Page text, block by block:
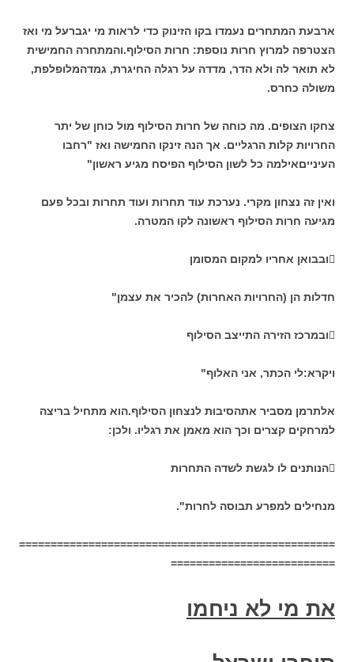
ארבעת המתחרים נעמדו בקו הזינוק כדי לראות מי יגברעל מי ואז
הצטרפה למרוץ חרות נוספת: חרות הסילוף.והמתחרה החמישית
לא תואר לה ולא הדר, מדדה על רגלה החיגרת, גמדהמלופלפת,
משולה כחרס.
צחקו הצופים. מה כוחה של חרות הסילוף מול כוחן של יתר
החרויות קלות הרגליים. אך הנה זינקו החמישה ואז "רחבו
העינייםאילמה כל לשון הסילוף הפיסח מגיע ראשון"
ואין זה נצחון מקרי. נערכת עוד תחרות ועוד תחרות ובכל פעם
מגיעה חרות הסילוף ראשונה לקו המטרה.
ובבואן אחריו למקום המסומן
חדלות הן (החרויות האחרות) להכיר את עצמן"
ובמרכז הזירה התייצב הסילוף
ויקרא:לי הכתר, אני האלוף"
אלתרמן מסביר אתהסיבות לנצחון הסילוף.הוא מתחיל בריצה
למרחקים קצרים וכך הוא מאמן את רגליו. ולכן:
הנותנים לו לגשת לשדה התחרות
מנחילים למפרע תבוסה לחרות".
==================================================
==========================
את מי לא ניחמו